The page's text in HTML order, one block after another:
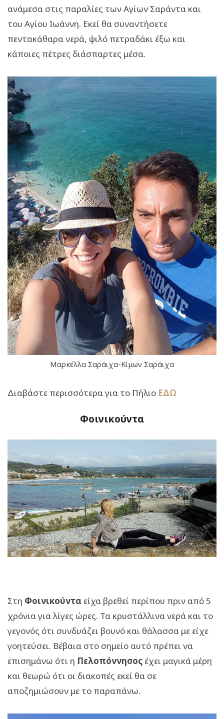
ανάμεσα στις παραλίες των Αγίων Σαράντα και
του Αγίου Ιωάννη. Εκεί θα συναντήσετε
πεντακάθαρα νερά, ψιλό πετραδάκι έξω και
κάποιες πέτρες διάσπαρτες μέσα.
Μαρκέλλα Σαράιχα-Κίμων Σαράιχα
Διαβάστε περισσότερα για το Πήλιο ΕΔΩ
Φοινικούντα
Στη Φοινικούντα είχα βρεθεί περίπου πριν από 5
χρόνια για λίγες ώρες. Τα κρυστάλλινα νερά και το
γεγονός ότι συνδυάζει βουνό και θάλασσα με είχε
γοητεύσει. Βέβαια στο σημείο αυτό πρέπει να
επισημάνω ότι η Πελοπόννησος έχει μαγικά μέρη
και θεωρώ ότι οι διακοπές εκεί θα σε
αποζημιώσουν με το παραπάνω.